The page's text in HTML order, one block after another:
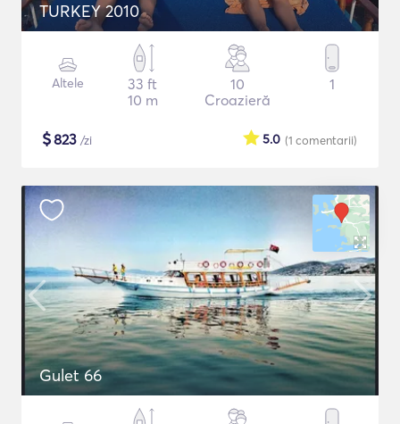
TURKEY 2010
Altele
33 ft
10 m
10
Croazieră
1
$823 /zi (1 comentarii)
5.0
Gulet 66